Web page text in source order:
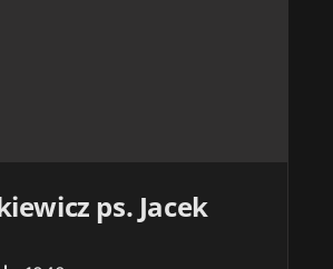
ps. Jacek